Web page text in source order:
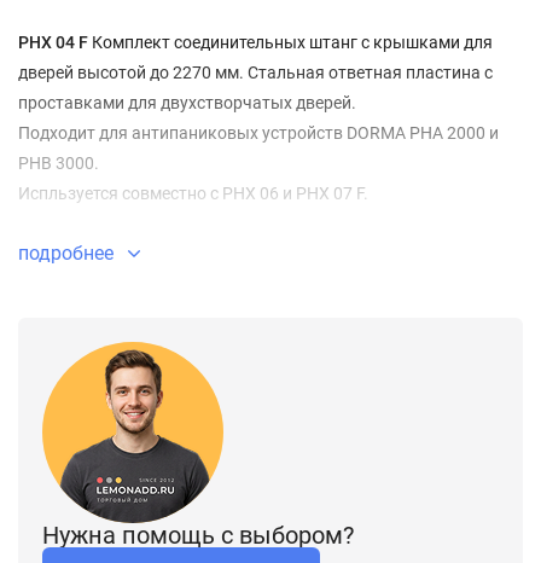
PHX 04 F Комплект соединительных штанг с крышками для
дверей высотой до 2270 мм. Стальная ответная пластина с
проставками для двухстворчатых дверей.
Подходит для антипаниковых устройств DORMA PHA 2000 и
PHB 3000.
Испльзуется совместно с PHX 06 и PHX 07 F.
подробнее
Нужна помощь с выбором?